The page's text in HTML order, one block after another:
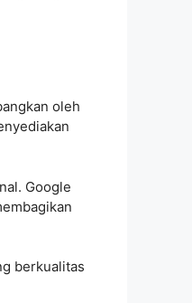
oleh
Google
berkualitas